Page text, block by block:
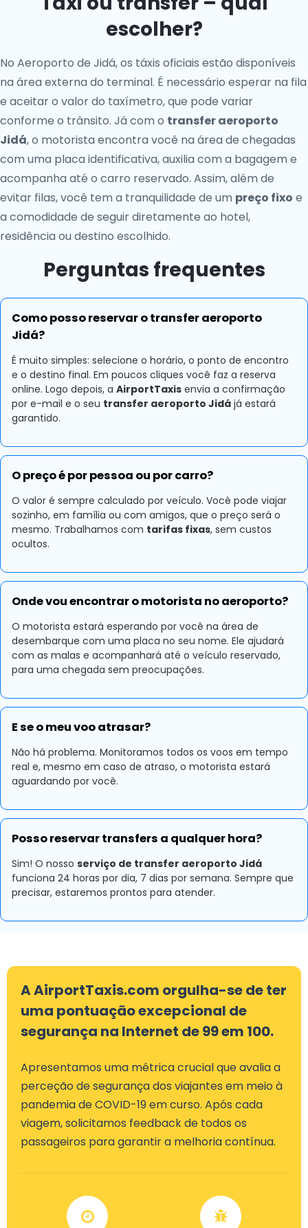
escolher?
No Aeroporto de Jidá, os táxis oficiais estão disponíveis
na área externa do terminal. É necessário esperar na fila
e aceitar o valor do taxímetro, que pode variar
conforme o trânsito. Já com o transfer aeroporto
Jidá, o motorista encontra você na área de chegadas
com uma placa identificativa, auxilia com a bagagem e
acompanha até o carro reservado. Assim, além de
evitar filas, você tem a tranquilidade de um preço fixo e
a comodidade de seguir diretamente ao hotel,
residência ou destino escolhido.
Perguntas frequentes
Como posso reservar o transfer aeroporto
Jidá?
É muito simples: selecione o horário, o ponto de encontro
e o destino final. Em poucos cliques você faz a reserva
online. Logo depois, a AirportTaxis envia a confirmação
por e-mail e o seu transfer aeroporto Jidá já estará
garantido.
O preço é por pessoa ou por carro?
O valor é sempre calculado por veículo. Você pode viajar
sozinho, em família ou com amigos, que o preço será o
mesmo. Trabalhamos com tarifas fixas, sem custos
ocultos.
Onde vou encontrar o motorista no aeroporto?
O motorista estará esperando por você na área de
desembarque com uma placa no seu nome. Ele ajudará
com as malas e acompanhará até o veículo reservado,
para uma chegada sem preocupações.
E se o meu voo atrasar?
Não há problema. Monitoramos todos os voos em tempo
real e, mesmo em caso de atraso, o motorista estará
aguardando por você.
Posso reservar transfers a qualquer hora?
Sim! O nosso serviço de transfer aeroporto Jidá
funciona 24 horas por dia, 7 dias por semana. Sempre que
precisar, estaremos prontos para atender.
A AirportTaxis.com orgulha-se de ter
uma pontuação excepcional de
segurança na Internet de 99 em 100.
Apresentamos uma métrica crucial que avalia a
perceção de segurança dos viajantes em meio à
pandemia de COVID-19 em curso. Após cada
viagem, solicitamos feedback de todos os
passageiros para garantir a melhoria contínua.